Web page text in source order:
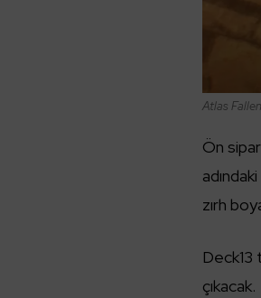
Atlas Fallen
Ön
zırh
Deck13
çıkacak.